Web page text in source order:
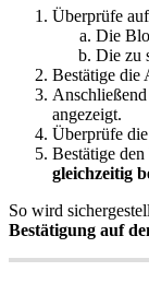
Überprüfe
Die
Die zu
Bestätige die
angezeigt.
Überprüfe
Bestätige
gleichzeitig
So wird
Bestätigung auf